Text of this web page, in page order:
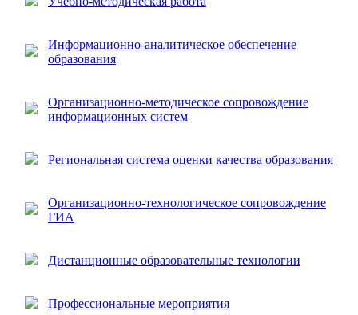
Информационно-аналитическое обеспечение
образования
Организационно-методическое сопровождение
информационных систем
Региональная система оценки качества образования
Организационно-технологическое сопровождение
ГИА
Дистанционные образовательные технологии
Профессиональные мероприятия